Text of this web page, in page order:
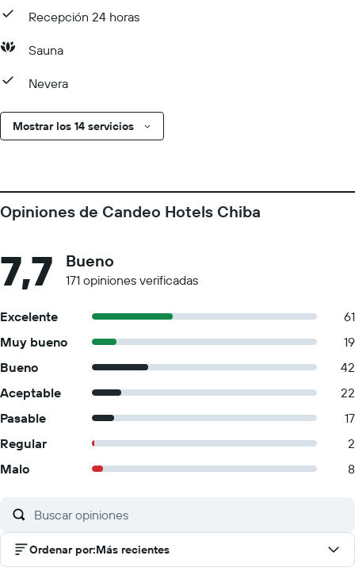
Recepción 24 horas
Sauna
Nevera
Mostrar los 14 servicios
Opiniones de Candeo Hotels Chiba
7,7 Bueno
171 opiniones verificadas
Excelente
61
Muy bueno
19
Bueno
42
Aceptable
22
Pasable
17
Regular
2
Malo
8
Ordenar por:Más recientes